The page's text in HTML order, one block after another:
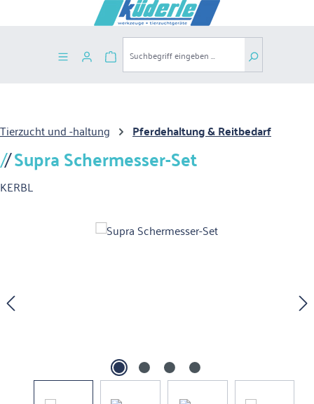
Zum Hauptinhalt springen
Warenkorb enthält 0 Positionen. Der
Tierzucht und -haltung Pferdehaltung & Reitbedarf
Supra Schermesser-Set
KERBL
Bildergalerie überspringen